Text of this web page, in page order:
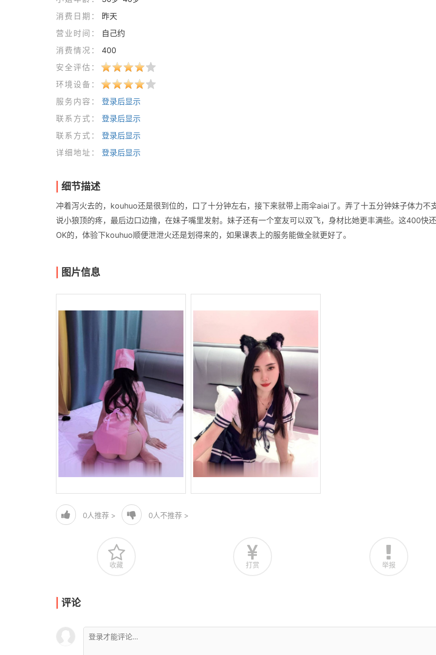
消费日期：
昨天
营业时间：
自己约
消费情况：
400
安全评估：
环境设备：
服务内容：
登录后显示
联系方式：
登录后显示
联系方式：
登录后显示
详细地址：
登录后显示
细节描述
冲着泻火去的，kouhuo还是很到位的，口了十分钟左右，接下来就带上雨伞aiai了。弄了十五分钟妹子体力不
说小狼顶的疼，最后边口边撸，在妹子嘴里发射。妹子还有一个室友可以双飞，身材比她更丰满些。这400快
OK的，体验下kouhuo顺便泄泄火还是划得来的，如果课表上的服务能做全就更好了。
图片信息
0人推荐 > 0人不推荐 >
收藏 打赏 举报
评论